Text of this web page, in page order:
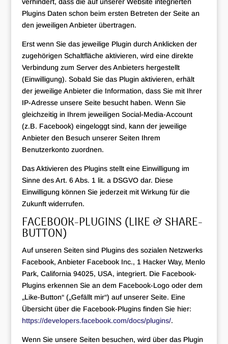
Plugins Daten schon beim ersten Betreten der Seite an
den jeweiligen Anbieter übertragen.
Erst wenn Sie das jeweilige Plugin durch Anklicken der
zugehörigen Schaltfläche aktivieren, wird eine direkte
Verbindung zum Server des Anbieters hergestellt
(Einwilligung). Sobald Sie das Plugin aktivieren, erhält
der jeweilige Anbieter die Information, dass Sie mit Ihrer
IP-Adresse unsere Seite besucht haben. Wenn Sie
gleichzeitig in Ihrem jeweiligen Social-Media-Account
(z.B. Facebook) eingeloggt sind, kann der jeweilige
Anbieter den Besuch unserer Seiten Ihrem
Benutzerkonto zuordnen.
Das Aktivieren des Plugins stellt eine Einwilligung im
Sinne des Art. 6 Abs. 1 lit. a DSGVO dar. Diese
Einwilligung können Sie jederzeit mit Wirkung für die
Zukunft widerrufen.
FACEBOOK-PLUGINS (LIKE & SHARE-
BUTTON)
Auf unseren Seiten sind Plugins des sozialen Netzwerks
Facebook, Anbieter Facebook Inc., 1 Hacker Way, Menlo
Park, California 94025, USA, integriert. Die Facebook-
Plugins erkennen Sie an dem Facebook-Logo oder dem
„Like-Button“ („Gefällt mir“) auf unserer Seite. Eine
Übersicht über die Facebook-Plugins finden Sie hier:
https://developers.facebook.com/docs/plugins/.
Wenn Sie unsere Seiten besuchen, wird über das Plugin